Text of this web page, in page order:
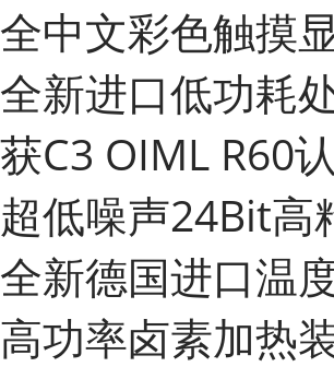
全中文彩色触摸显
全新进口低功耗处
获C3 OIML R60
超低噪声24Bit高
全新德国进口温
高功率卤素加热装